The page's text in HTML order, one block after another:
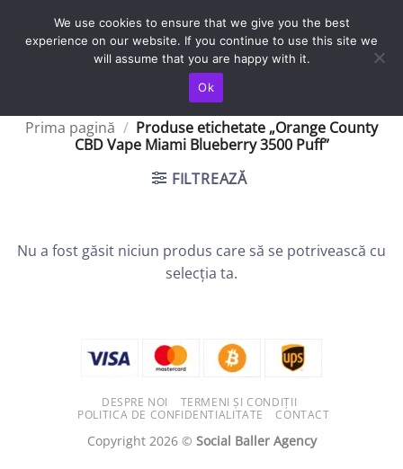
LUCRATOARE
Prima pagină / Produse etichetate „Orange County
CBD Vape Miami Blueberry 3500 Puff”
FILTREAZĂ
Nu a fost găsit niciun produs care să se potrivească cu
selecția ta.
DESPRE NOI
TERMENI ȘI CONDIȚII
POLITICA DE CONFIDENTIALITATE
CONTACT
Copyright 2026 © Social Baller Agency
We use cookies to ensure that we give you the best
experience on our website. If you continue to use this site we
will assume that you are happy with it.
Ok